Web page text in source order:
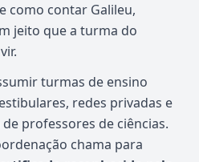
como contar Galileu,
jeito que a turma do
turmas de ensino
redes privadas e
professores de ciências.
chama para